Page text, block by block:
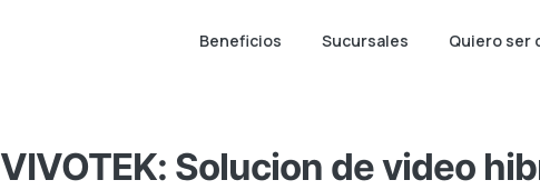
Beneficios Sucursales Quiero ser
VIVOTEK: Solucion de video